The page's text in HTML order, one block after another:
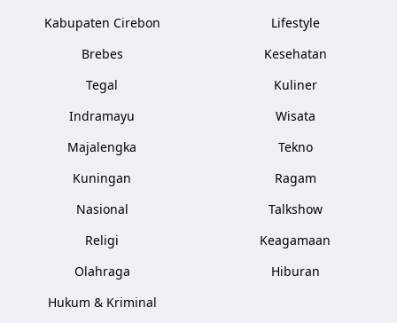
Kabupaten Cirebon
Brebes
Tegal
Indramayu
Majalengka
Kuningan
Nasional
Religi
Olahraga
Hukum & Kriminal
Lifestyle
Kesehatan
Kuliner
Wisata
Tekno
Ragam
Talkshow
Keagamaan
Hiburan